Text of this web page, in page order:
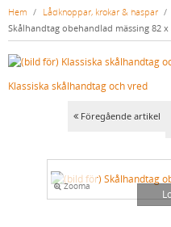
HEM
NYA PRODUKTER
LINOLJEFÄRG & SLAMFÄRG
LINOLJEFÄRGER
VITA KULÖRER
GULA KULÖRER
RÖDA KULÖRER
MATTA LINOLJEFÄRGER
KONSTNÄRSFÄRGER
VITT
LACK, LASYRER,
KLASSISKA KLÄDER
RESISTANT WORK WEAR
VÄSTAR
BYXOR
BADRUM & KÖK (KRANAR
TVÄTTSTÄLLSBLANDARE
BADKARSBLANDARE
DÖRRHANDTAG MÄSSING
DÖRRHANDTAG NICKEL
YTTERDÖRRSHANDTAG
HANDTAG YTTERDÖRR
KLASSISKA
Hem / Lådknoppar, krokar & haspar /
Skålhandtag obehandlad mässing 82 x
Klassiska skålhandtag och vred
Föregående artikel
Zooma